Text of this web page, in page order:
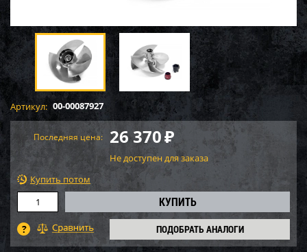
Артикул: 00-00087927
Последняя цена: 26 370₽
Не доступен для заказа
Купить потом
ПОДОБРАТЬ АНАЛОГИ